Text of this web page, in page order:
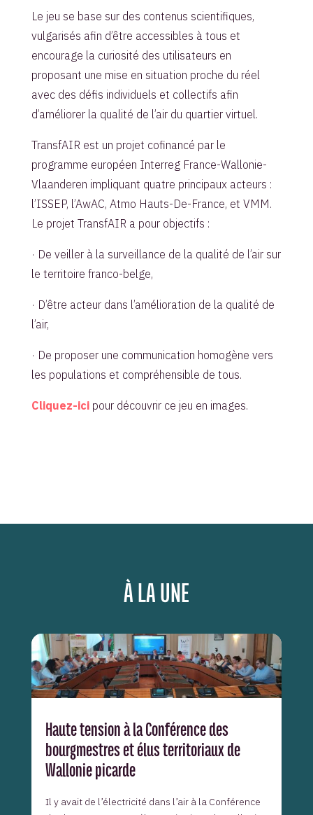
Le jeu se base sur des contenus scientifiques,
vulgarisés afin d’être accessibles à tous et
encourage la curiosité des utilisateurs en
proposant une mise en situation proche du réel
avec des défis individuels et collectifs afin
d’améliorer la qualité de l’air du quartier virtuel.
TransfAIR est un projet cofinancé par le
programme européen Interreg France-Wallonie-
Vlaanderen impliquant quatre principaux acteurs :
l’ISSEP, l’AwAC, Atmo Hauts-De-France, et VMM.
Le projet TransfAIR a pour objectifs :
· De veiller à la surveillance de la qualité de l’air sur
le territoire franco-belge,
· D’être acteur dans l’amélioration de la qualité de
l’air,
· De proposer une communication homogène vers
les populations et compréhensible de tous.
Cliquez-icipour découvrir ce jeu en images.
À LA UNE
Haute tension à la Conférence des
bourgmestres et élus territoriaux de
Wallonie picarde
Il y avait de l’électricité dans l’air à la Conférence